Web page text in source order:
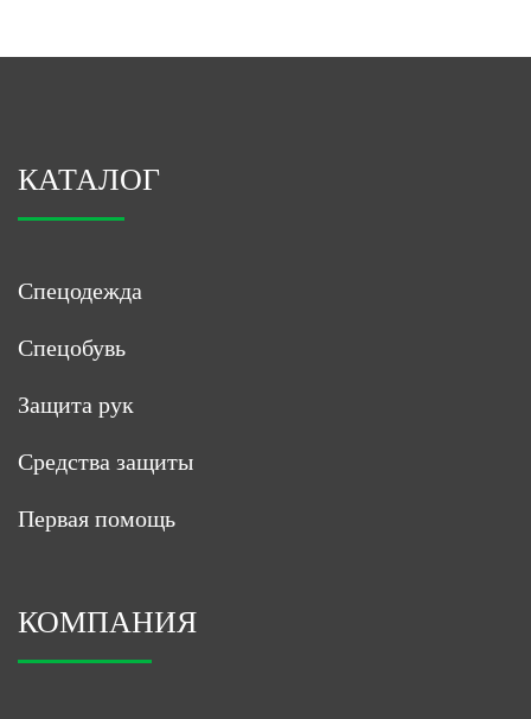
КАТАЛОГ
Спецодежда
Спецобувь
Защита рук
Средства защиты
Первая помощь
КОМПАНИЯ